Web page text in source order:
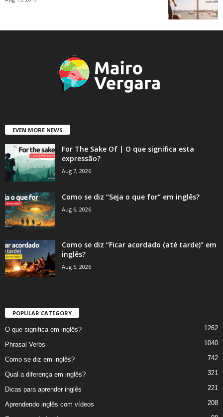
EVEN MORE NEWS
For The Sake Of | O que significa esta
expressão?
Aug 7, 2026
Como se diz “Seja o que for” em inglês?
Aug 6, 2026
Como se diz “Ficar acordado (até tarde)” em
inglês?
Aug 5, 2026
POPULAR CATEGORY
O que significa em inglês? 1262
Phrasal Verbs 1040
Como se diz em inglês? 742
Qual a diferença em inglês? 321
Dicas para aprender inglês 221
Aprendendo inglês com vídeos 208